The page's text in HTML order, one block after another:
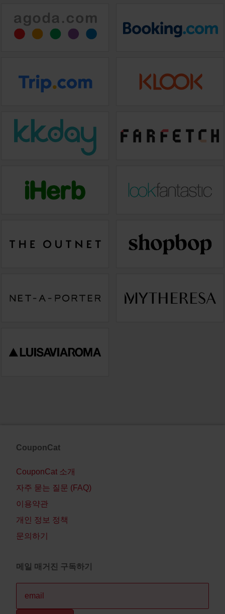
CouponCat
CouponCat 소개
자주 묻는 질문 (FAQ)
이용약관
개인 정보 정책
문의하기
메일 매거진 구독하기